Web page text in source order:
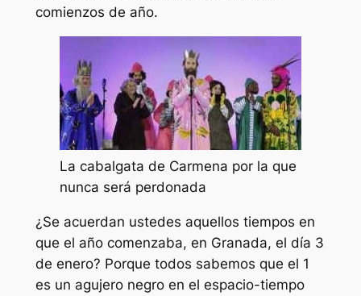
comienzos de año.
La cabalgata de Carmena por la que
nunca será perdonada
¿Se acuerdan ustedes aquellos tiempos en
que el año comenzaba, en Granada, el día 3
de enero? Porque todos sabemos que el 1
es un agujero negro en el espacio-tiempo